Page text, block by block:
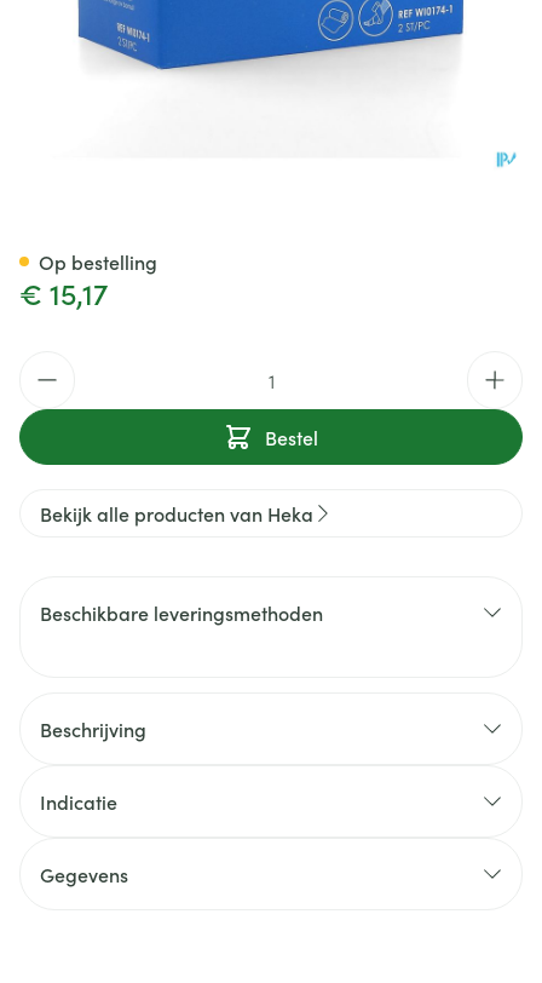
€ 15,17
Bestel
Op bestelling
Bekijk alle producten van Heka
Beschikbare leveringsmethoden
Beschrijving
Indicatie
Gegevens